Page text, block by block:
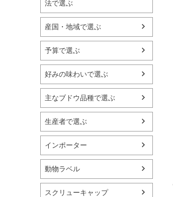
法で選ぶ
産国・地域で選ぶ
予算で選ぶ
好みの味わいで選ぶ
主なブドウ品種で選ぶ
生産者で選ぶ
インポーター
動物ラベル
スクリューキャップ